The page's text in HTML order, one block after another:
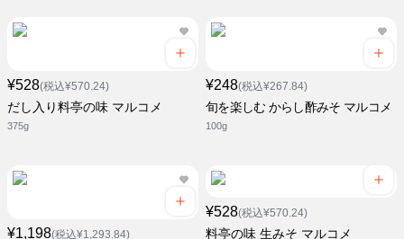
¥528(税込¥570.24)
だし入り料亭の味 マルコメ
375g
¥248(税込¥267.84)
旬を楽しむ からし酢みそ マルコメ
100g
¥1,198(税込¥1,293.84)
¥528(税込¥570.24)
料亭の味 生みそ マルコメ